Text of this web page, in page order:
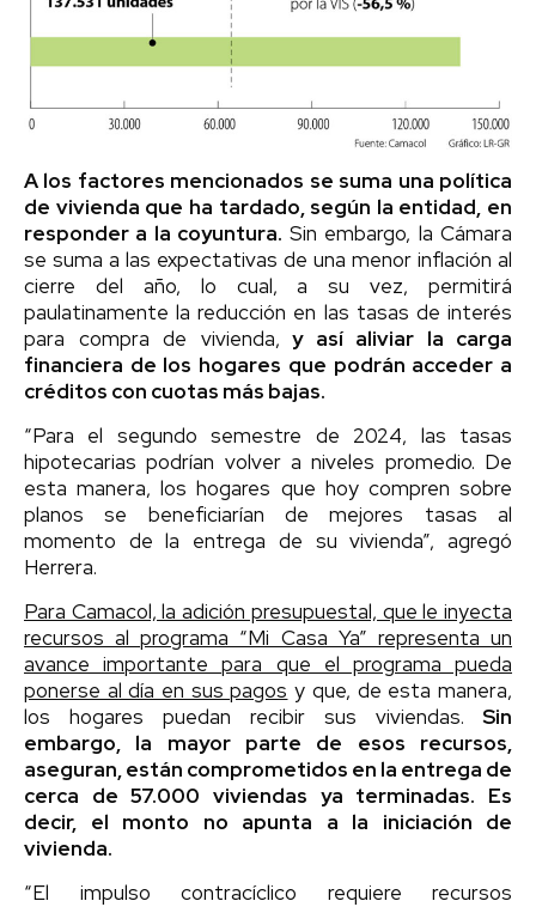
A los factores mencionados se suma una política
de vivienda que ha tardado, según la entidad, en
responder a la coyuntura. Sin embargo, la Cámara
se suma a las expectativas de una menor inflación al
cierre del año, lo cual, a su vez, permitirá
paulatinamente la reducción en las tasas de interés
para compra de vivienda, y así aliviar la carga
financiera de los hogares que podrán acceder a
créditos con cuotas más bajas.
“Para el segundo semestre de 2024, las tasas
hipotecarias podrían volver a niveles promedio. De
esta manera, los hogares que hoy compren sobre
planos se beneficiarían de mejores tasas al
momento de la entrega de su vivienda”, agregó
Herrera.
Para Camacol, la adición presupuestal, que le inyecta
recursos al programa “Mi Casa Ya” representa un
avance importante para que el programa pueda
ponerse al día en sus pagos y que, de esta manera,
los hogares puedan recibir sus viviendas. Sin
embargo, la mayor parte de esos recursos,
aseguran, están comprometidos en la entrega de
cerca de 57.000 viviendas ya terminadas. Es
decir, el monto no apunta a la iniciación de
vivienda.
“El impulso contracíclico requiere recursos